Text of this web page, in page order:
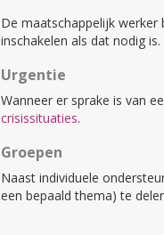
De maatschappelijk
inschakelen als dat nodig
Urgentie
Wanneer er sprake is van
crisissituaties.
Groepen
Naast individuele
een bepaald thema) te